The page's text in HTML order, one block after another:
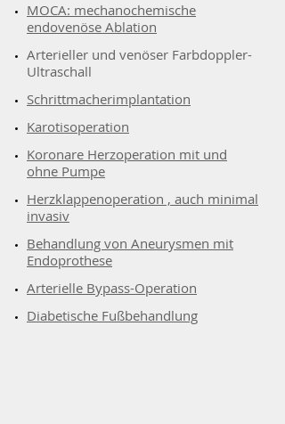
MOCA: mechanochemische
endovenöse Ablation
Arterieller und venöser Farbdoppler-
Ultraschall
Schrittmacherimplantation
Karotisoperation
Koronare Herzoperation mit und
ohne Pumpe
Herzklappenoperation , auch minimal
invasiv
Behandlung von Aneurysmen mit
Endoprothese
Arterielle Bypass-Operation
Diabetische Fußbehandlung